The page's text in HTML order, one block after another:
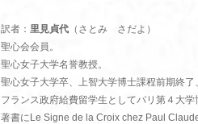
訳者： 里見貞代 （さとみ さだよ）
聖心会会員。
聖心女子大学名誉教授。
聖心女子大学卒、上智大学博士課程前期終了、
フランス政府給費留学生としてパリ第４大学
著書にLe Signe de la Croix chez Paul Claude